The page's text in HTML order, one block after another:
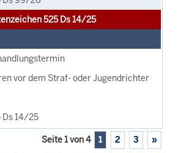
525 Ds 14/25
vor dem Straf- oder Jugendrichter
Ds 14/25
Seite 1 von 4 1 2 3 »